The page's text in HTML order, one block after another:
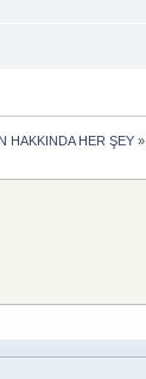
HAKKINDA HER ŞEY»